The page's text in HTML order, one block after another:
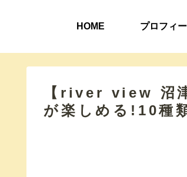
HOME プロフィ
【river view 沼
が楽しめる!10種